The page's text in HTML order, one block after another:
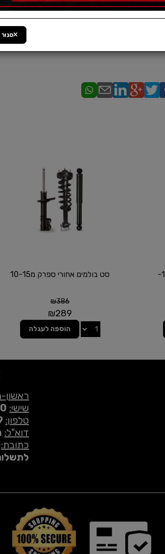
*אחריות מוצר ל3 חודשים או 6000 קמ מתאריך הרכישה
סט בולמים אחורי ספרק מ10-15
₪386
₪289
הוספה לעגלה
שישי:
טלפון:
דוא"ל:
כתובת:
סגור